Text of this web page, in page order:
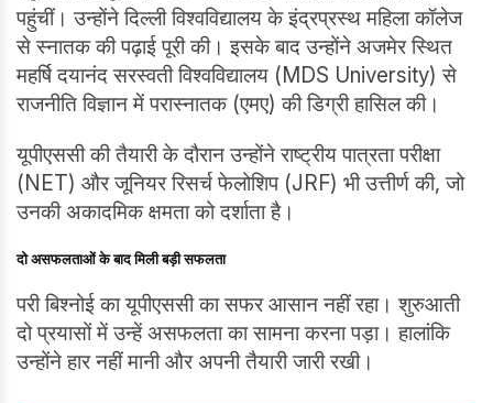
पहुंचीं। उन्होंने दिल्ली विश्वविद्यालय के इंद्रप्रस्थ महिला कॉलेज
से स्नातक की पढ़ाई पूरी की। इसके बाद उन्होंने अजमेर स्थित
महर्षि दयानंद सरस्वती विश्वविद्यालय (MDS University) से
राजनीति विज्ञान में परास्नातक (एमए) की डिग्री हासिल की।
यूपीएससी की तैयारी के दौरान उन्होंने राष्ट्रीय पात्रता परीक्षा
(NET) और जूनियर रिसर्च फेलोशिप (JRF) भी उत्तीर्ण की, जो
उनकी अकादमिक क्षमता को दर्शाता है।
दो असफलताओं के बाद मिली बड़ी सफलता
परी बिश्नोई का यूपीएससी का सफर आसान नहीं रहा। शुरुआती
दो प्रयासों में उन्हें असफलता का सामना करना पड़ा। हालांकि
उन्होंने हार नहीं मानी और अपनी तैयारी जारी रखी।